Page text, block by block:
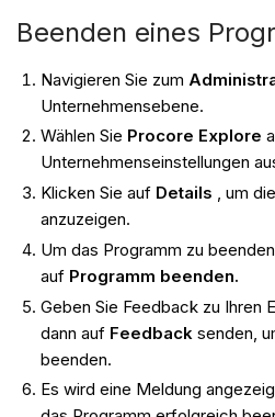
Beenden eines
Navigieren Sie zum
Unternehmensebene.
Wählen Sie Procore Explore
Unternehmenseinstellungen
Klicken Sie auf Details , um
anzuzeigen.
Um das Programm zu
auf Programm beenden.
Geben Sie Feedback zu Ihren
dann auf Feedback senden,
beenden.
Es wird eine Meldung